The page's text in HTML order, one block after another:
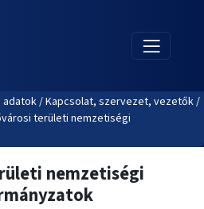
/ Kapcsolat, szervezet, vezetők /
területi nemzetiségi
nemzetiségi